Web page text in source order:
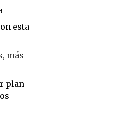
esta
más
plan
del